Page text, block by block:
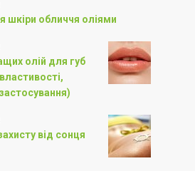
шкіри обличчя оліями
олій для губ
від сонця